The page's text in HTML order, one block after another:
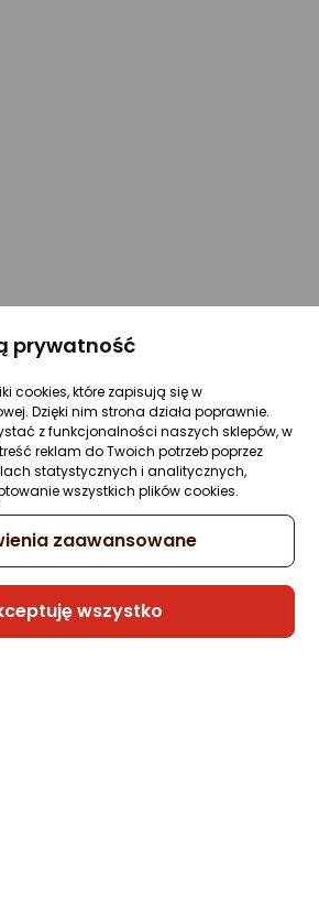
prywatność
cookies, które zapisują się w
Dzięki nim strona działa poprawnie.
z funkcjonalności naszych sklepów, w
reklam do Twoich potrzeb poprzez
statystycznych i analitycznych,
wszystkich plików cookies.
zaawansowane
wszystko